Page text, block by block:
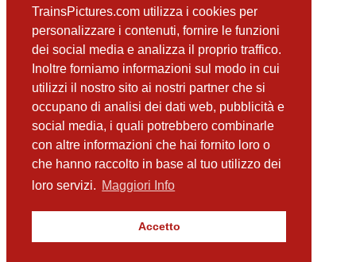
TrainsPictures.com utilizza i cookies per
personalizzare i contenuti, fornire le funzioni
dei social media e analizza il proprio traffico.
Inoltre forniamo informazioni sul modo in cui
utilizzi il nostro sito ai nostri partner che si
occupano di analisi dei dati web, pubblicità e
social media, i quali potrebbero combinarle
con altre informazioni che hai fornito loro o
che hanno raccolto in base al tuo utilizzo dei
loro servizi. Maggiori Info
Accetto
precedente
ALn663 1178 Squillace
successiva
D445 1056 Squillace
📸 Fotografie scattate nei dintorniVedi tutte ➔
ALn663 1178 Squillace
(282 m)
ALn663 1191 Squillace
D445 1126 Squillace